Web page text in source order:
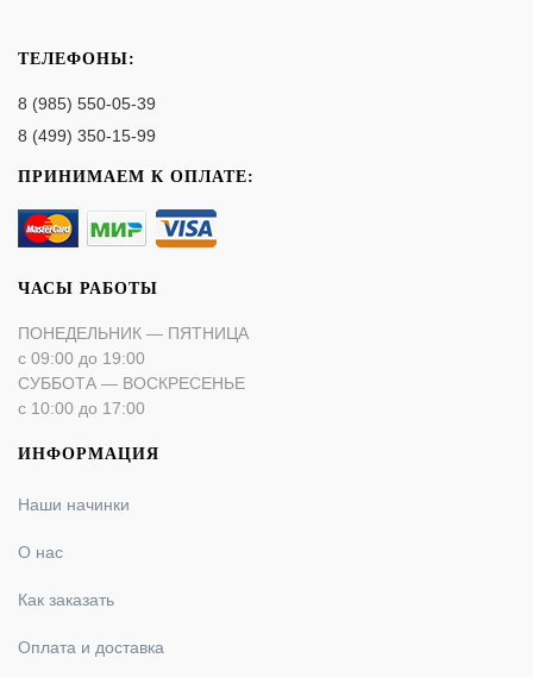
ТЕЛЕФОНЫ:
8 (985) 550-05-39
8 (499) 350-15-99
ПРИНИМАЕМ К ОПЛАТЕ:
ЧАСЫ РАБОТЫ
ПОНЕДЕЛЬНИК — ПЯТНИЦА
с 09:00 до 19:00
СУББОТА — ВОСКРЕСЕНЬЕ
с 10:00 до 17:00
ИНФОРМАЦИЯ
Наши начинки
О нас
Как заказать
Оплата и доставка